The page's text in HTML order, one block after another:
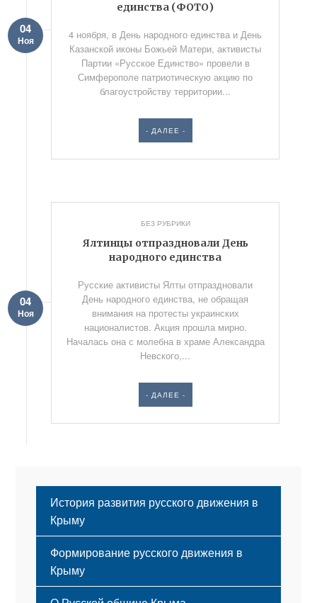
единства (ФОТО)
04
Ноя
4 ноября, в День народного единства и День
Казанской иконы Божьей Матери, активисты
Партии «Русское Единство» провели в
Симферополе патриотическую акцию по
благоустройству территории...
- ДАЛЕЕ -
БЕЗ РУБРИКИ
Ялтинцы отпраздновали День
народного единства
04
Ноя
Русские активисты Ялты отпраздновали
День народного единства, не обращая
внимания на протесты украинских
националистов. Акция прошла мирно.
Началась она с молебна в храме Александра
Невского,...
- ДАЛЕЕ -
История развития русского движения в
Крыму
Формирование русского движения в
Крыму
Русский Крым